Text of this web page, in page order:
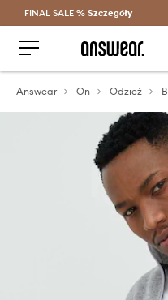
FINAL SALE % Szczegóły
Answear On Odzież